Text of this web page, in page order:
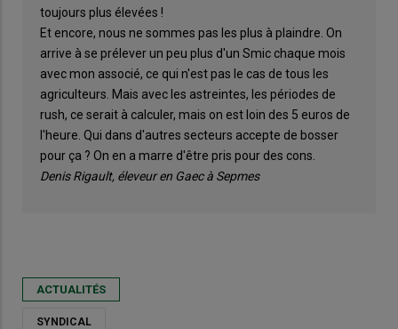
toujours plus élevées !
Et encore, nous ne sommes pas les plus à plaindre. On
arrive à se prélever un peu plus d'un Smic chaque mois
avec mon associé, ce qui n'est pas le cas de tous les
agriculteurs. Mais avec les astreintes, les périodes de
rush, ce serait à calculer, mais on est loin des 5 euros de
l'heure. Qui dans d'autres secteurs accepte de bosser
pour ça ? On en a marre d'être pris pour des cons.
Denis Rigault, éleveur en Gaec à Sepmes
ACTUALITÉS
SYNDICAL